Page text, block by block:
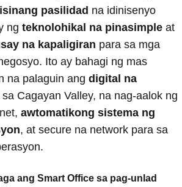
pasilidad na idinisenyo
ng teknolohikal na pinasimple at
na kapaligiran para sa mga
Ito ay bahagi ng mas
na palaguin ang digital na
sa Cagayan Valley, na nag-aalok ng
awtomatikong sistema ng
, at secure na network para sa
ang Smart Office sa pag-unlad